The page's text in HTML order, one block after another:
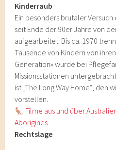
Kinderraub
Ein besonders brutaler
seit Ende der 90er Jahre von
aufgearbeitet: Bis ca. 1970
Tausende von Kindern von
Generation» wurde bei
Missionsstationen
ist „The Long Way Home“, den
vorstellen.
Filme aus und über
Aborigines.
Rechtslage